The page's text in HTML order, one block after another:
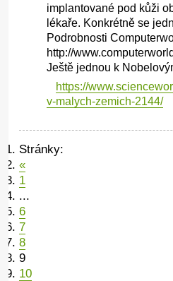
implantované pod kůži
lékaře. Konkrétně se
Podrobnosti
http://
Ještě jednou k
https://
v-malych-zemich-2144/
Stránky:
«
1
...
6
7
8
9
10